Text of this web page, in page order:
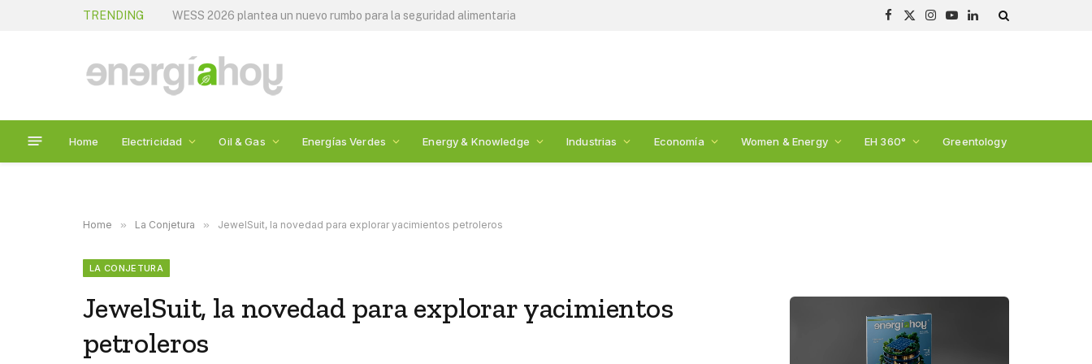
TRENDING WESS 2026 plantea un nuevo rumbo para la seguridad alimentaria
Facebook
X
Instagram
YouTubeLinkedIn
Home Electricidad Oil & Gas Energías Verdes Energy & Knowledge Industrias Economía Women & Energy EH 360° Greentology
Home » La Conjetura » JewelSuit, la novedad para explorar yacimientos petroleros
LA CONJETURA
JewelSuit, la novedad para explorar yacimientos
petroleros